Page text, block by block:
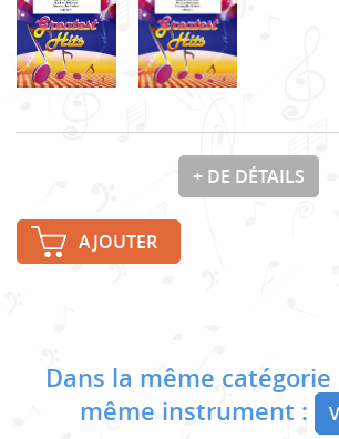
+ DE DÉTAILS
AJOUTER
Dans la même
même instrument :